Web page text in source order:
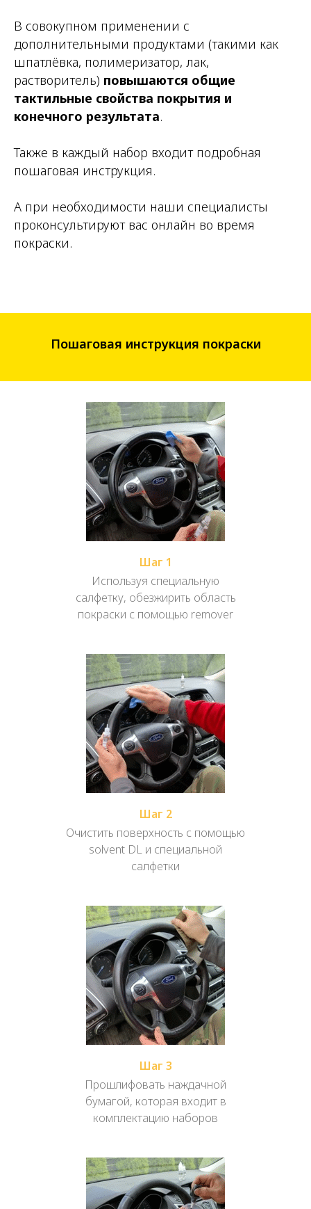
В совокупном применении с
дополнительными продуктами (такими как
шпатлёвка, полимеризатор, лак,
растворитель) повышаются общие
тактильные свойства покрытия и
конечного результата.
Также в каждый набор входит подробная
пошаговая инструкция.
А при необходимости наши специалисты
проконсультируют вас онлайн во время
покраски.
Пошаговая инструкция покраски
Шаг 1
Используя специальную
салфетку, обезжирить область
покраски с помощью remover
Шаг 2
Очистить поверхность с помощью
solvent DL и специальной
салфетки
Шаг 3
Прошлифовать наждачной
бумагой, которая входит в
комплектацию наборов